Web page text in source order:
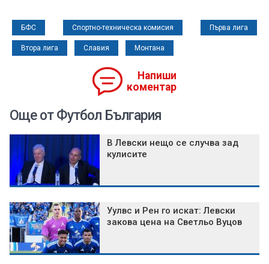
БФС Спортно-техническа комисия Първа лига
Втора лига Славия Монтана
Напиши
коментар
Още от Футбол България
В Левски нещо се случва зад
кулисите
Уулвс и Рен го искат: Левски
закова цена на Светльо Вуцов